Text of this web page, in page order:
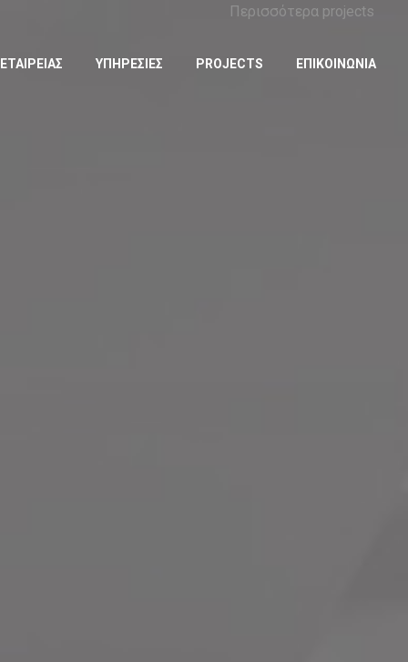
Περισσότερα projects
ΥΠΗΡΕΣΙΕΣ PROJECTS ΕΠΙΚΟΙΝΩΝΙΑ